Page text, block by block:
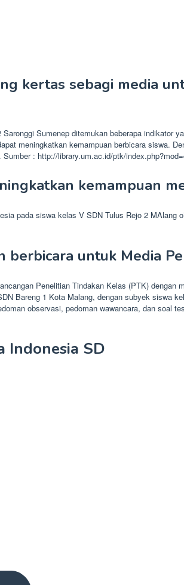
kertas sebagi media
Sumenep ditemukan beberapa indikator
meningkatkan kemampuan berbicara siswa.
: http://library.um.ac.id/ptk/
kemampuan
pada siswa kelas V SDN Tulus Rejo 2 MAlang
untuk Media
Penelitian Tindakan Kelas (PTK)
Bareng 1 Kota Malang, dengan subyek siswa
observasi, pedoman wawancara, dan soal
Indonesia SD